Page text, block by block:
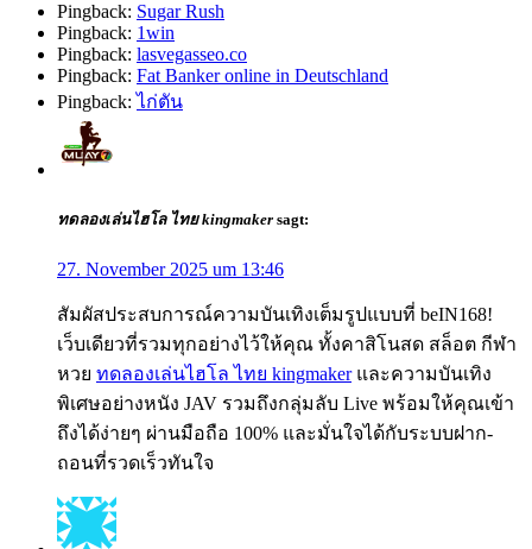
Pingback: Sugar Rush
Pingback: 1win
Pingback: lasvegasseo.co
Pingback: Fat Banker online in Deutschland
Pingback:ไก่ตัน
ทดลองเล่นไฮโล ไทย kingmaker sagt:
27. November 2025 um 13:46
สัมผัสประสบการณ์ความบันเทิงเต็มรูปแบบที่ beIN168!
เว็บเดียวที่รวมทุกอย่างไว้ให้คุณ ทั้งคาสิโนสด สล็อต กีฬา
หวย ทดลองเล่นไฮโล ไทย kingmakerและความบันเทิง
พิเศษอย่างหนัง JAV รวมถึงกลุ่มลับ Live พร้อมให้คุณเข้า
ถึงได้ง่ายๆ ผ่านมือถือ 100% และมั่นใจได้กับระบบฝาก-
ถอนที่รวดเร็วทันใจ